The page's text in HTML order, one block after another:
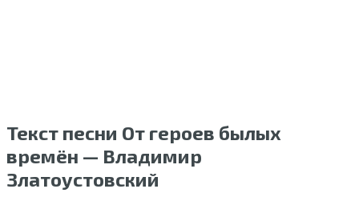
Текст песни От героев былых
времён — Владимир
Златоустовский